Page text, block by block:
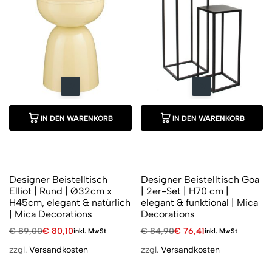
IN DEN WARENKORB
Designer Beistelltisch
Elliot | Rund | Ø32cm x
H45cm, elegant & natürlich
| Mica Decorations
€89,00€ 80,10inkl. MwSt
zzgl. Versandkosten
IN DEN WARENKORB
Designer Beistelltisch Goa
| 2er-Set | H70 cm |
elegant & funktional | Mica
Decorations
€84,90€ 76,41inkl. MwSt
zzgl. Versandkosten